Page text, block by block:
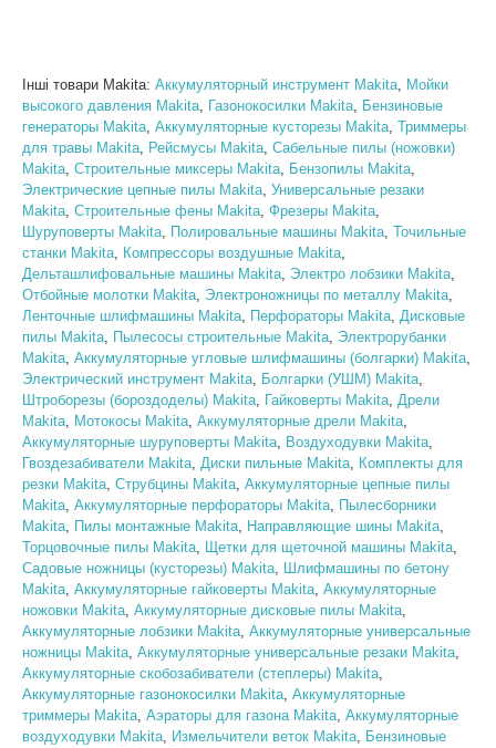
Інші товари Makita: Аккумуляторный инструмент Makita, Мойки
высокого давления Makita, Газонокосилки Makita, Бензиновые
генераторы Makita, Аккумуляторные кусторезы Makita, Триммеры
для травы Makita, Рейсмусы Makita, Сабельные пилы (ножовки)
Makita, Строительные миксеры Makita, Бензопилы Makita,
Электрические цепные пилы Makita, Универсальные резаки
Makita, Строительные фены Makita, Фрезеры Makita,
Шуруповерты Makita, Полировальные машины Makita, Точильные
станки Makita, Компрессоры воздушные Makita,
Дельташлифовальные машины Makita, Электро лобзики Makita,
Отбойные молотки Makita, Электроножницы по металлу Makita,
Ленточные шлифмашины Makita, Перфораторы Makita, Дисковые
пилы Makita, Пылесосы строительные Makita, Электрорубанки
Makita, Аккумуляторные угловые шлифмашины (болгарки) Makita,
Электрический инструмент Makita, Болгарки (УШМ) Makita,
Штроборезы (бороздоделы) Makita, Гайковерты Makita, Дрели
Makita, Мотокосы Makita, Аккумуляторные дрели Makita,
Аккумуляторные шуруповерты Makita, Воздуходувки Makita,
Гвоздезабиватели Makita, Диски пильные Makita, Комплекты для
резки Makita, Струбцины Makita, Аккумуляторные цепные пилы
Makita, Аккумуляторные перфораторы Makita, Пылесборники
Makita, Пилы монтажные Makita, Направляющие шины Makita,
Торцовочные пилы Makita, Щетки для щеточной машины Makita,
Садовые ножницы (кусторезы) Makita, Шлифмашины по бетону
Makita, Аккумуляторные гайковерты Makita, Аккумуляторные
ножовки Makita, Аккумуляторные дисковые пилы Makita,
Аккумуляторные лобзики Makita, Аккумуляторные универсальные
ножницы Makita, Аккумуляторные универсальные резаки Makita,
Аккумуляторные скобозабиватели (степлеры) Makita,
Аккумуляторные газонокосилки Makita, Аккумуляторные
триммеры Makita, Аэраторы для газона Makita, Аккумуляторные
воздуходувки Makita, Измельчители веток Makita, Бензиновые